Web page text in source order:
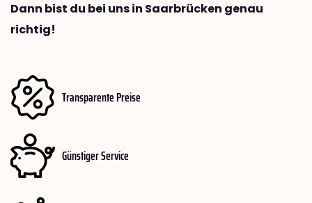
Dann bist du bei uns in Saarbrücken genau
richtig!
Transparente Preise
Günstiger Service